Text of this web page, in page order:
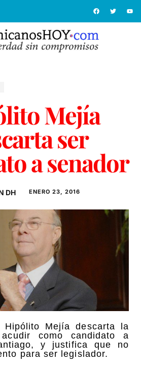
Mejía
ser
a senador
DH ENERO 23, 2016
Hipólito Mejía descarta la
como candidato a
y justifica que no
para ser legislador.